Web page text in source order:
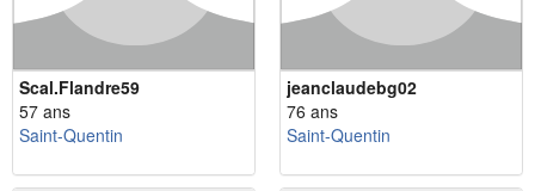
Scal.Flandre59
57 ans
Saint-Quentin
jeanclaudebg02
76 ans
Saint-Quentin